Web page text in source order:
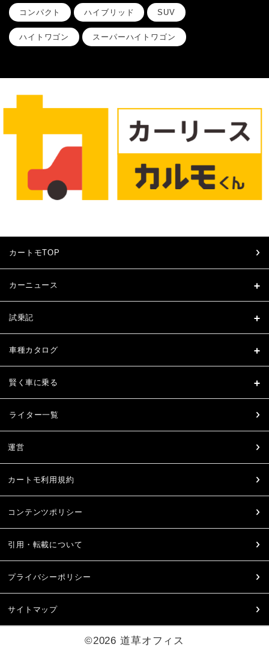
コンパクト ハイブリッド SUV
ハイトワゴン スーパーハイトワゴン
カートモTOP
カーニュース
試乗記
車種カタログ
賢く車に乗る
ライター一覧
運営
カートモ利用規約
コンテンツポリシー
引用・転載について
プライバシーポリシー
サイトマップ
©2026 道草オフィス